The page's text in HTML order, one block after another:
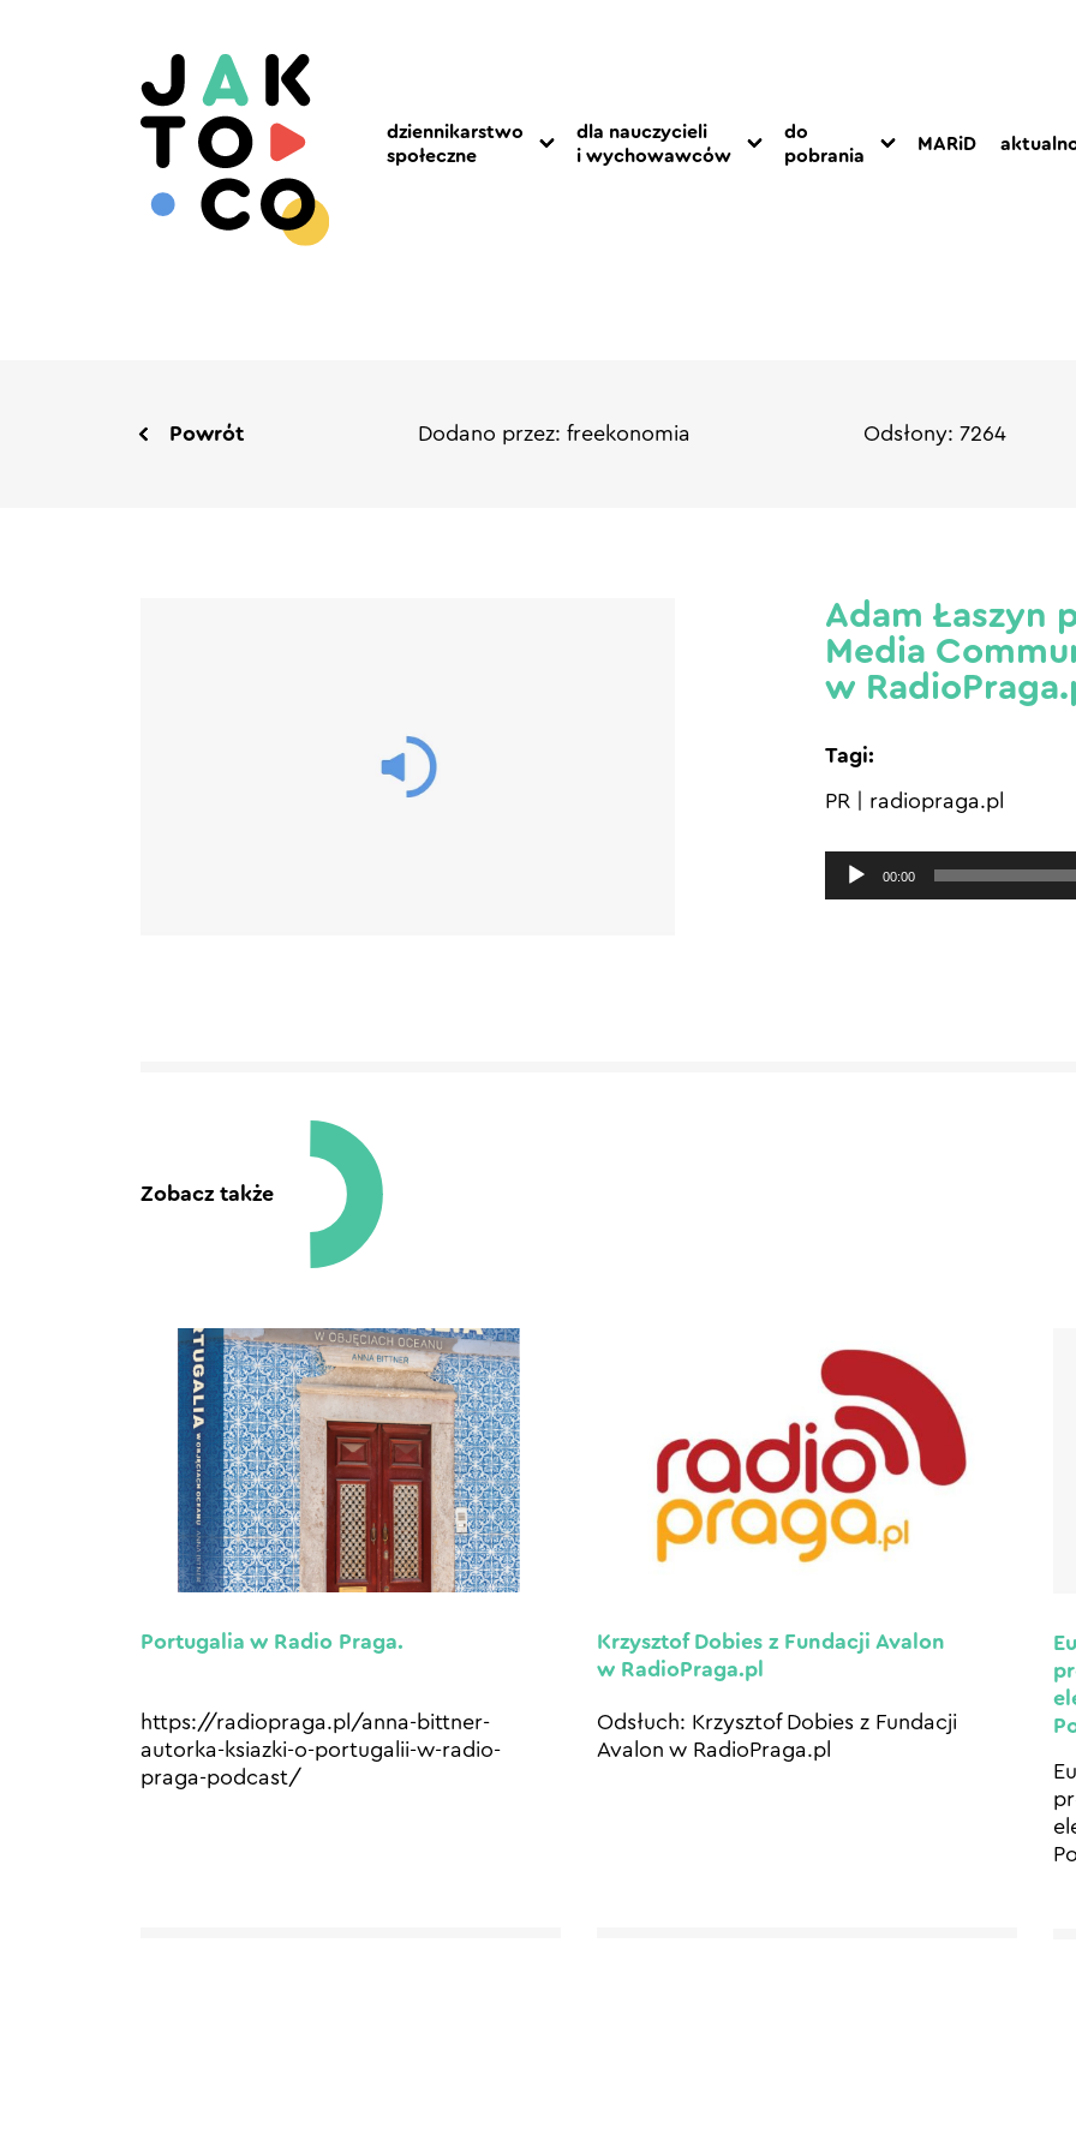
dziennikarstwo
społeczne
dla nauczycieli
i wychowawców
do
pobrania
MARiD
Powrót Dodano przez: freekonomia Odsłony: 7264
Adam Łaszyn
Media
w
Tagi:
PR radiopraga.pl
Odtwarzacz
plików
00:00
Zobacz także
Portugalia w Radio Praga.
https://radiopraga.pl/anna-bittner-
autorka-ksiazki-o-portugalii-w-radio-
praga-podcast/
Krzysztof Dobies z Fundacji Avalon
w RadioPraga.pl
Odsłuch: Krzysztof Dobies z Fundacji
Avalon w RadioPraga.pl